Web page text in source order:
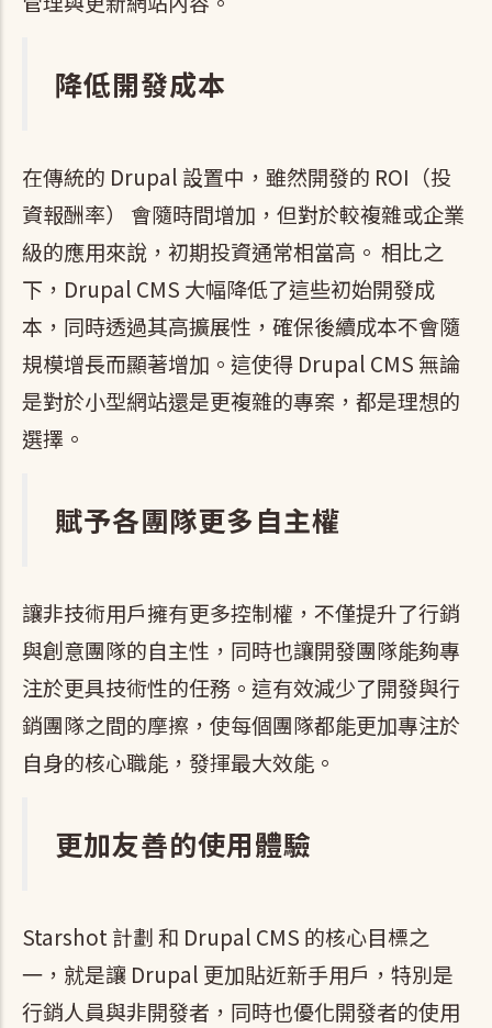
降低開發成本
在傳統的 Drupal 設置中，雖然開發的 ROI（投
資報酬率） 會隨時間增加，但對於較複雜或企業
級的應用來說，初期投資通常相當高。 相比之
下，Drupal CMS 大幅降低了這些初始開發成
本，同時透過其高擴展性，確保後續成本不會隨
規模增長而顯著增加。這使得 Drupal CMS 無論
是對於小型網站還是更複雜的專案，都是理想的
選擇。
賦予各團隊更多自主權
讓非技術用戶擁有更多控制權，不僅提升了行銷
與創意團隊的自主性，同時也讓開發團隊能夠專
注於更具技術性的任務。這有效減少了開發與行
銷團隊之間的摩擦，使每個團隊都能更加專注於
自身的核心職能，發揮最大效能。
更加友善的使用體驗
Starshot 計劃 和 Drupal CMS 的核心目標之
一，就是讓 Drupal 更加貼近新手用戶，特別是
行銷人員與非開發者，同時也優化開發者的使用